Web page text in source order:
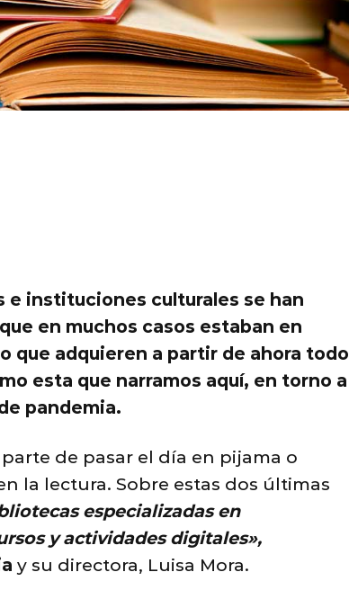
e instituciones culturales se han
en muchos casos estaban en
que adquieren a partir de ahora todo
esta que narramos aquí, en torno a
pandemia.
de pasar el día en pijama o
la lectura. Sobre estas dos últimas
especializadas en
y actividades digitales»,
y su directora, Luisa Mora.